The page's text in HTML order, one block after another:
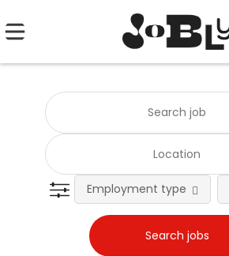
Employment type